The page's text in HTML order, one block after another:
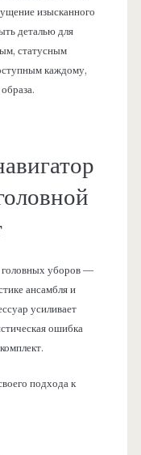
изысканного
деталью для
статусным
каждому,
головных уборов —
ансамбля и
усиливает
ошибка
подхода к